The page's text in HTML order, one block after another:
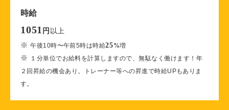
時給
1051 円 以上
※午後10時〜午前5時は時給25%増
※
１分単位でお給料を計算しますので、無駄なく働けます！年
２回昇給の機会あり。トレーナー等への昇進で時給UPもありま
す。